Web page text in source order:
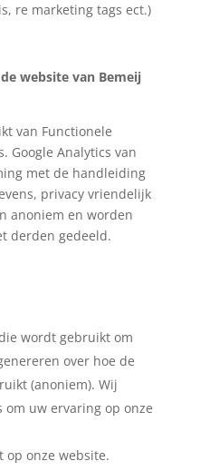
re marketing tags ect.)
website van Bemeij
van Functionele
Google Analytics van
met de handleiding
privacy vriendelijk
anoniem en worden
derden gedeeld.
wordt gebruikt om
over hoe de
(anoniem). Wij
om uw ervaring op onze
op onze website.